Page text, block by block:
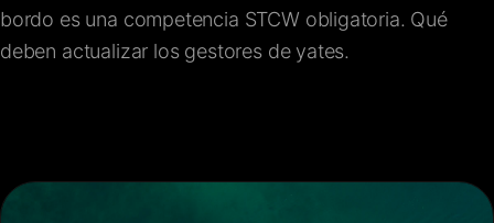
Nosotros
Contacto
bordo es una competencia STCW obligatoria. Qué
deben actualizar los gestores de yates.